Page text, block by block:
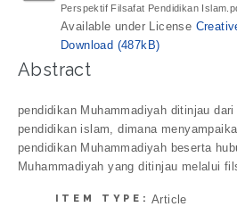
Perspektif Filsafat Pendidikan
Available under License
Download (487kB)
Abstract
pendidikan Muhammadiyah ditinjau
pendidikan islam, dimana
pendidikan Muhammadiyah beserta
Muhammadiyah yang ditinjau melalui
ITEM TYPE: Article